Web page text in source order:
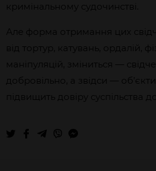
кримінальному судочинстві.
Але форма отримання цих
від тортур, катувань, ордалій,
маніпуляцій, зміниться —
добровільно, а звідси —
підвищить довіру суспільства